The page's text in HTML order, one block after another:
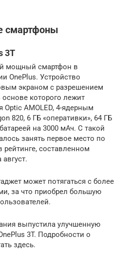
смартфоны
3T
мощный смартфон в
OnePlus. Устройство
экраном с разрешением
основе которого лежит
Optic AMOLED, 4-ядерным
820, 6 ГБ «оперативки», 64 ГБ
на 3000 мАч. С такой
занять первое место по
рейтинге, составленном
может потягаться с более
за что приобрел большую
выпустила улучшенную
3T. Подробности о
здесь.